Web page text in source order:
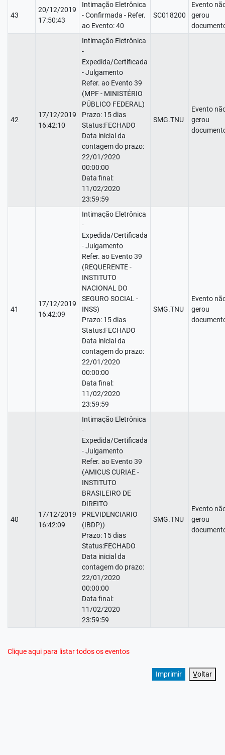
43
20/12/2019
17:50:43
Intimação Eletrônica
- Confirmada - Refer.
ao Evento: 40
SC018200
Evento
gerou
42
17/12/2019
16:42:10
Intimação Eletrônica
-
Expedida/Certificada
- Julgamento
Refer. ao Evento 39
(MPF - MINISTÉRIO
PÚBLICO FEDERAL)
Prazo: 15 dias
Status:FECHADO
Data inicial da
contagem do prazo:
22/01/2020
00:00:00
Data final:
11/02/2020
23:59:59
SMG.TNU
Evento
gerou
41
17/12/2019
16:42:09
Intimação Eletrônica
-
Expedida/Certificada
- Julgamento
Refer. ao Evento 39
(REQUERENTE -
INSTITUTO
NACIONAL DO
SEGURO SOCIAL -
INSS)
Prazo: 15 dias
Status:FECHADO
Data inicial da
contagem do prazo:
22/01/2020
00:00:00
Data final:
11/02/2020
23:59:59
SMG.TNU
Evento
gerou
40
17/12/2019
16:42:09
Intimação Eletrônica
-
Expedida/Certificada
- Julgamento
Refer. ao Evento 39
(AMICUS CURIAE -
INSTITUTO
BRASILEIRO DE
DIREITO
PREVIDENCIARIO
(IBDP))
Prazo: 15 dias
Status:FECHADO
Data inicial da
contagem do prazo:
22/01/2020
00:00:00
Data final:
11/02/2020
23:59:59
SMG.TNU
Evento
gerou
Clique aqui para listar todos os eventos
Voltar